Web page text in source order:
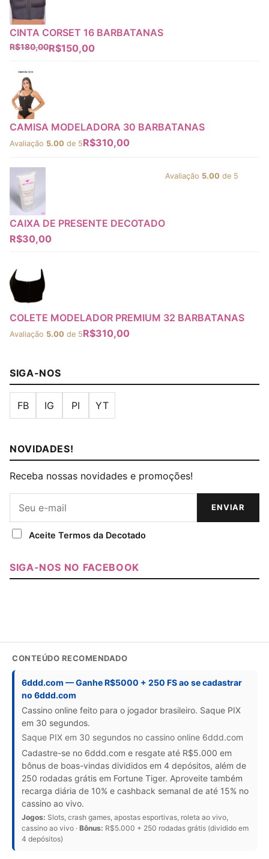
CINTA CORSET 16 BARBATANAS
R$180,00R$150,00
CAMISA MODELADORA 30 BARBATANAS
Avaliação 5.00 de 5R$310,00
CAIXA DE PRESENTE DECOTADO
Avaliação 5.00 de 5
R$30,00
COLETE MODELADOR PREMIUM 32 BARBATANAS
Avaliação 5.00 de 5R$310,00
SIGA-NOS
FB IG PI YT
NOVIDADES!
Receba nossas novidades e promoções!
ENVIAR
Aceite Termos da Decotado
SIGA-NOS NO FACEBOOK
CONTEÚDO RECOMENDADO
6ddd.com — Ganhe R$5000 + 250 FS ao se cadastrar
no 6ddd.com
Cassino online feito para o jogador brasileiro. Saque PIX
em 30 segundos.
Saque PIX em 30 segundos no cassino online 6ddd.com
Cadastre-se no 6ddd.com e resgate até R$5.000 em
bônus de boas-vindas divididos em 4 depósitos, além de
250 rodadas grátis em Fortune Tiger. Aproveite também
recarga diária de 10% e cashback semanal de até 15% no
cassino ao vivo.
Jogos: Slots, crash games, apostas esportivas, roleta ao vivo,
cassino ao vivo · Bônus: R$5.000 + 250 rodadas grátis (dividido em
4 depósitos)